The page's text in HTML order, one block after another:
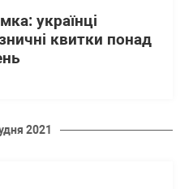
українці
квитки понад
2021